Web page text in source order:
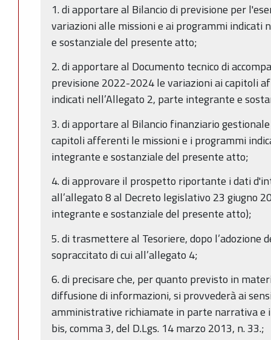
1. di apportare al Bilancio di previsione per
variazioni alle missioni e ai programmi indicati
e sostanziale del presente atto;
2. di apportare al Documento tecnico di
previsione 2022-2024 le variazioni ai capitoli
indicati nell’Allegato 2, parte integrante e
3. di apportare al Bilancio finanziario
capitoli afferenti le missioni e i programmi
integrante e sostanziale del presente atto;
4. di approvare il prospetto riportante i dati
all’allegato 8 al Decreto legislativo 23 giugno
integrante e sostanziale del presente atto);
5. di trasmettere al Tesoriere, dopo
sopraccitato di cui all’allegato 4;
6. di precisare che, per quanto previsto in
diffusione di informazioni, si provvederà ai
amministrative richiamate in parte narrativa e
bis, comma 3, del D.Lgs. 14 marzo 2013, n. 33.;